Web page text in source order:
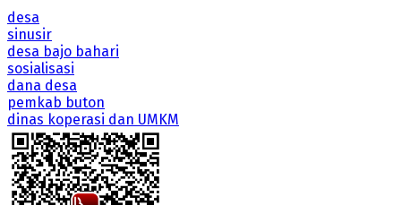
desa
sinusir
desa bajo bahari
sosialisasi
dana desa
pemkab buton
dinas koperasi dan UMKM